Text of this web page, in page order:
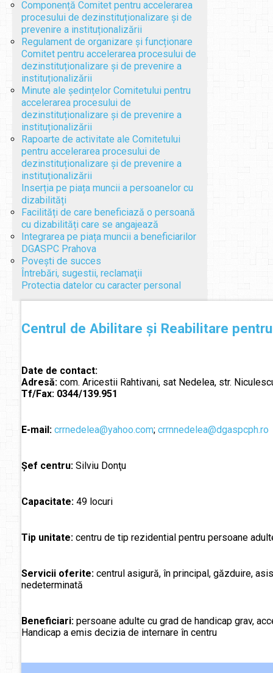
Componență Comitet pentru accelerarea
procesului de dezinstituționalizare și de
prevenire a instituționalizării
Regulament de organizare și funcționare
Comitet pentru accelerarea procesului de
dezinstituționalizare și de prevenire a
instituționalizării
Minute ale ședințelor Comitetului pentru
accelerarea procesului de
dezinstituționalizare și de prevenire a
instituționalizării
Rapoarte de activitate ale Comitetului
pentru accelerarea procesului de
dezinstituționalizare și de prevenire a
instituționalizării
Inserția pe piața muncii a persoanelor cu
dizabilități
Facilități de care beneficiază o persoană
cu dizabilități care se angajează
Integrarea pe piața muncii a beneficiarilor
DGASPC Prahova
Povești de succes
Întrebări, sugestii, reclamaţii
Protectia datelor cu caracter personal
Centrul de Abilitare și Reabilitare
Date de contact:
Adresă: com. Aricestii Rahtivani, sat Nedelea, str.
Tf/Fax: 0344/139.951
E-mail: crrnedelea@yahoo.com; crrnnedelea@dgaspcph.ro
Șef centru: Silviu Donţu
Capacitate: 49 locuri
Tip unitate: centru de tip rezidential pentru persoane
Servicii oferite: centrul asigură, în principal, găzduire,
nedeterminată
Beneficiari: persoane adulte cu grad de handicap grav,
Handicap a emis decizia de internare în centru